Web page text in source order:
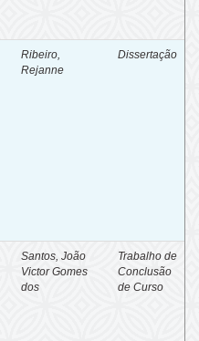
Ribeiro,
Rejanne
Dissertação
Santos, João
Victor Gomes
dos
Trabalho de
Conclusão
de Curso